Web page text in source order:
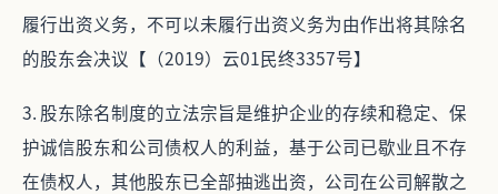
履行出资义务，不可以未履行出资义务为由作出将其除名
的股东会决议【（2019）云01民终3357号】
3. 股东除名制度的立法宗旨是维护企业的存续和稳定、保
护诚信股东和公司债权人的利益，基于公司已歇业且不存
在债权人，其他股东已全部抽逃出资，公司在公司解散之